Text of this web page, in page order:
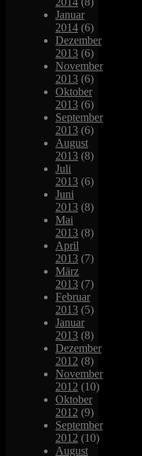
Januar
2014 (6)
Dezember
2013 (6)
November
2013 (6)
Oktober
2013 (6)
September
2013 (6)
August
2013 (8)
Juli
2013 (6)
Juni
2013 (8)
Mai
2013 (8)
April
2013 (7)
März
2013 (7)
Februar
2013 (5)
Januar
2013 (8)
Dezember
2012 (8)
November
2012 (10)
Oktober
2012 (9)
September
2012 (10)
August